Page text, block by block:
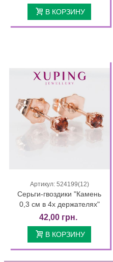
В КОРЗИНУ
Быстрый просмотр
Артикул: 524199(12)
Серьги-гвоздики "Камень
0,3 см в 4х держателях"
42,00 грн.
В КОРЗИНУ